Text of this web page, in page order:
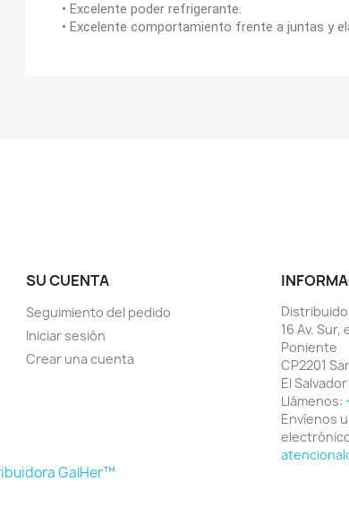
• Excelente poder refrigerante.
• Excelente comportamiento frente a juntas y
SU CUENTA
Seguimiento del pedido
Iniciar sesión
Crear una cuenta
16 Av. Sur,
Poniente
CP2201
El Salvador
Llámenos:
Envíenos
GalHer™